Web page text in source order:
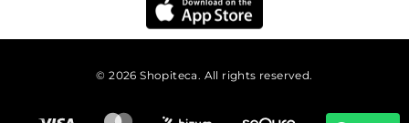
© 2026 Shopiteca. All rights reserved.